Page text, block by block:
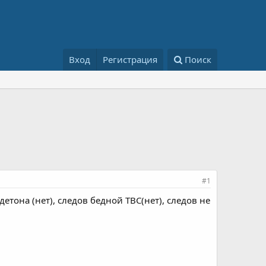
Вход Регистрация Поиск
#1
(нет), следов бедной ТВС(нет), следов не